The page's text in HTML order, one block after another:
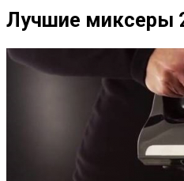
Лучшие миксеры